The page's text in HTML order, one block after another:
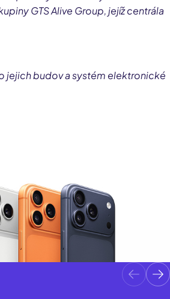
GTS Alive Group, jejíž centrála
jejich budov a systém elektronické